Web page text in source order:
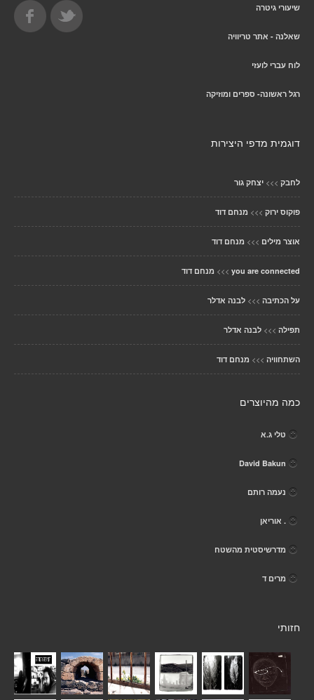
שיעורי גיטרה
שאלנה - אתר טריוויה
לוח עברי לועזי
רגל ראשונה- ספרים ומוזיקה
דוגמית מדפי היצירות
לחבק >>> יצחק גור
פוקוס ירוק >>> מנחם דוד
אוצר מילים >>> מנחם דוד
you are connected
>>> מנחם דוד
על הכתיבה >>> לבנה אדלר
תפילה >>> לבנה אדלר
השתחוויה >>> מנחם דוד
כמה מהיוצרים
טלי ג.א
David Bakun
נעמה רותם
. אוריאן
מדרשיסטית מהשטח
מרים ד
חזותי